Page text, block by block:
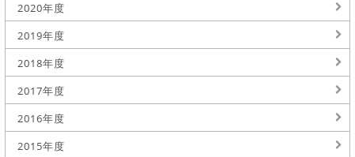
2020年度
2019年度
2018年度
2017年度
2016年度
2015年度